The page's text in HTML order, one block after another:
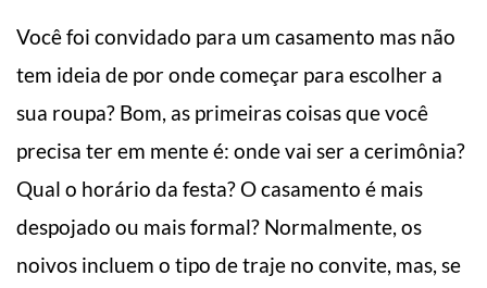
Você foi convidado para um casamento mas não
tem ideia de por onde começar para escolher a
sua roupa? Bom, as primeiras coisas que você
precisa ter em mente é: onde vai ser a cerimônia?
Qual o horário da festa? O casamento é mais
despojado ou mais formal? Normalmente, os
noivos incluem o tipo de traje no convite, mas, se